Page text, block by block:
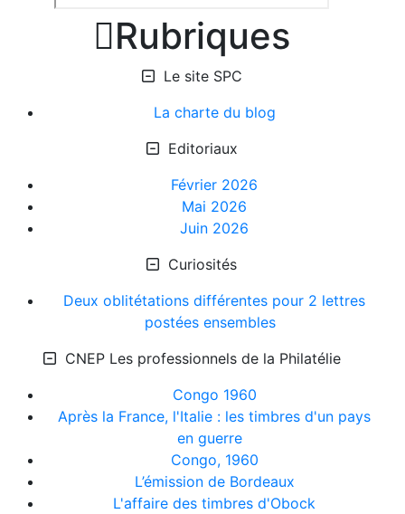
Rubriques
Le site SPC
La charte du blog
Editoriaux
Février 2026
Mai 2026
Juin 2026
Curiosités
Deux oblitétations différentes pour 2 lettres
postées ensembles
CNEP Les professionnels de la Philatélie
Congo 1960
Après la France, l'Italie : les timbres d'un pays
en guerre
Congo, 1960
L’émission de Bordeaux
L'affaire des timbres d'Obock